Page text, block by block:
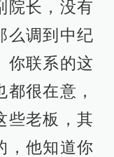
院长，没有
么调到中纪
你联系的这
很在意，
些老板，其
，他知道你